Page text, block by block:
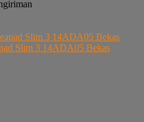
Slim 3 14ADA05 Bekas